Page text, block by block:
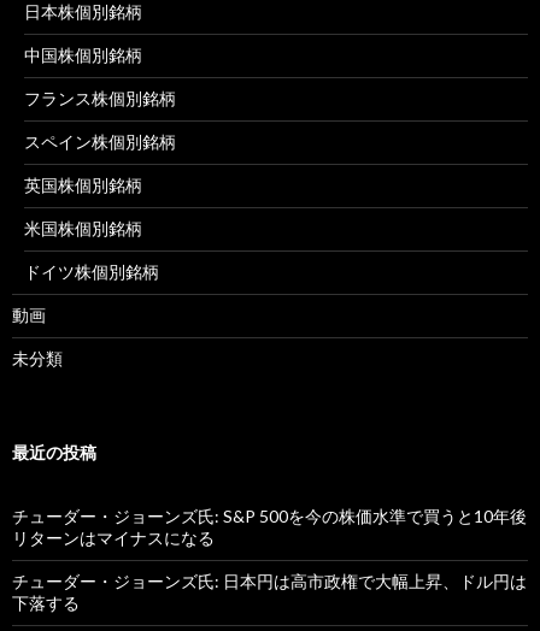
日本株個別銘柄
中国株個別銘柄
フランス株個別銘柄
スペイン株個別銘柄
英国株個別銘柄
米国株個別銘柄
ドイツ株個別銘柄
動画
未分類
最近の投稿
チューダー・ジョーンズ氏: S&P 500を今の株価水準で買うと10年後
リターンはマイナスになる
チューダー・ジョーンズ氏: 日本円は高市政権で大幅上昇、ドル円は
下落する